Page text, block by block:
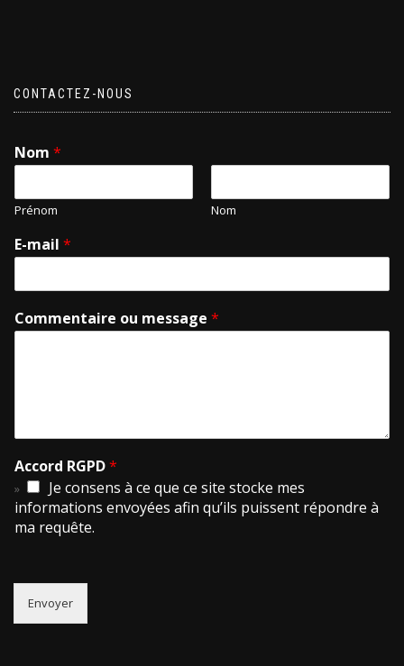
CONTACTEZ-NOUS
Nom *
Prénom Nom
E-mail *
Commentaire ou message *
Accord RGPD*
Je consens à ce que ce site stocke mes
informations envoyées afin qu’ils puissent répondre à
ma requête.
Envoyer